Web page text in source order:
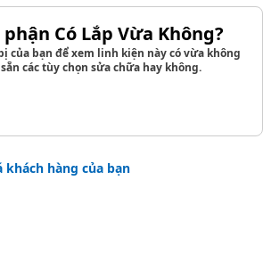
phận Có Lắp Vừa Không?
của bạn để xem linh kiện này có vừa không
các tùy chọn sửa chữa hay không.
hàng của bạn